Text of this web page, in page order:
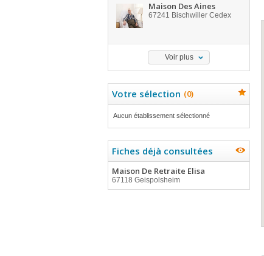
Maison Des Aines
67241 Bischwiller Cedex
Voir plus
Votre sélection (0)
Aucun établissement sélectionné
Fiches déjà consultées
Maison De Retraite Elisa
67118 Geispolsheim